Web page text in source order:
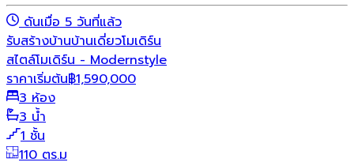
ดันเมื่อ 5 วันที่แล้ว
รับสร้างบ้านบ้านเดี่ยวโมเดิร์น
สไตล์โมเดิร์น - Modernstyle
ราคาเริ่มต้น฿1,590,000
3 ห้อง
3 น้ำ
1 ชั้น
110 ตร.ม